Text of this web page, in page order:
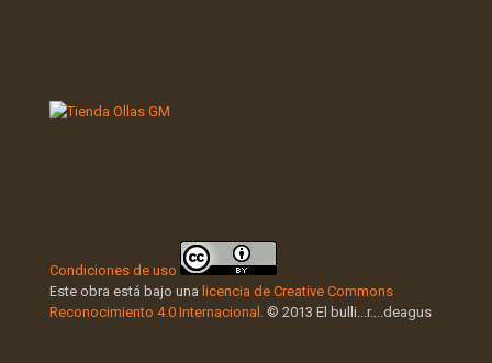
Condiciones de uso
Este obra está bajo una licencia de Creative Commons
Reconocimiento 4.0 Internacional . © 2013 El bulli...r....deagus